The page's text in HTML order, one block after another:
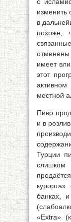
изменить
в
похоже,
имеет
этот
активном
местной
Пиво
и в
Турции
банках,
«Extra»